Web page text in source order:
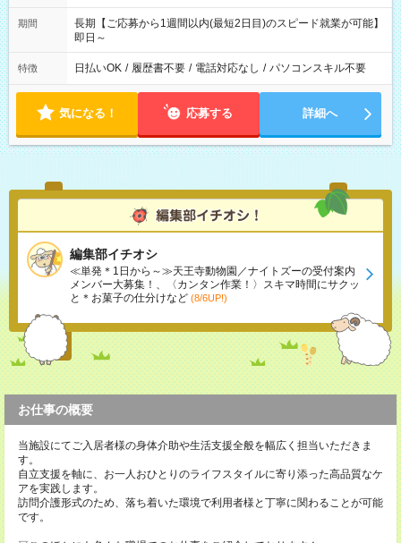
期間
長期【ご応募から1週間以内(最短2日目)のスピード就業が可能】
即日～
特徴 日払いOK / 履歴書不要 / 電話対応なし / パソコンスキル不要
気になる！ 応募する 詳細へ
編集部イチオシ
≪単発＊1日から～≫天王寺動物園／ナイトズーの受付案内
メンバー大募集！、〈カンタン作業！〉スキマ時間にサクッ
と＊お菓子の仕分けなど (8/6UP!)
お仕事の概要
当施設にてご入居者様の身体介助や生活支援全般を幅広く担当いただきま
す。
自立支援を軸に、お一人おひとりのライフスタイルに寄り添った高品質なケ
アを実践します。
訪問介護形式のため、落ち着いた環境で利用者様と丁寧に関わることが可能
です。